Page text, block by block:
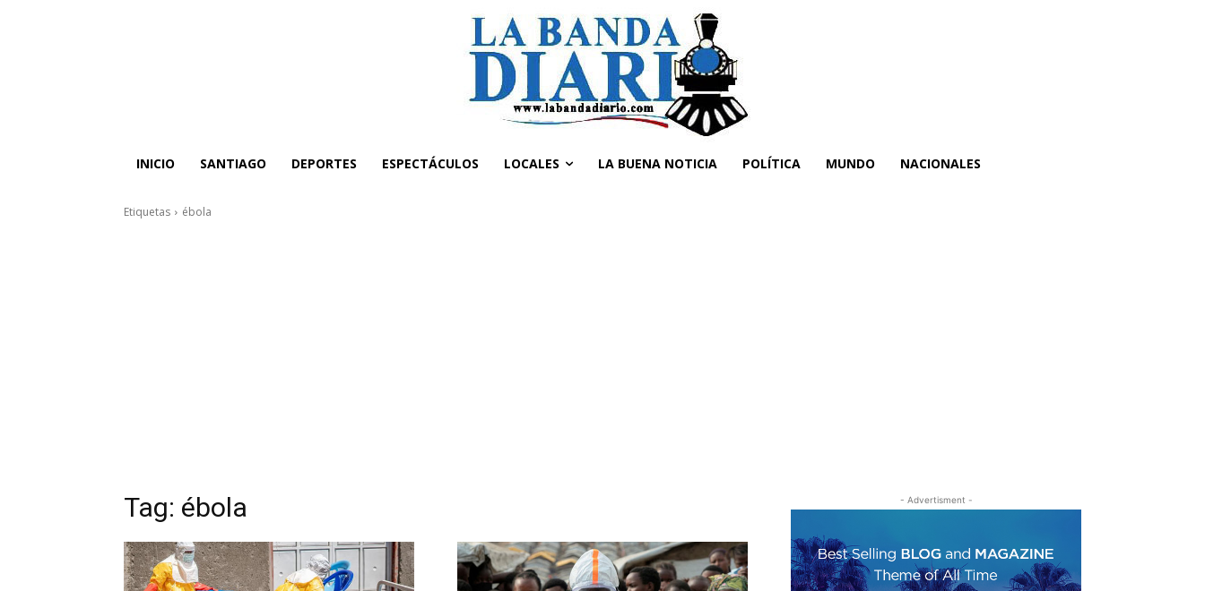
INICIO SANTIAGO DEPORTES ESPECTÁCULOS LOCALES LA BUENA NOTICIA POLÍTICA MUNDO NACIONALES
Etiquetas ébola
Tag: ébola - Advertisment -